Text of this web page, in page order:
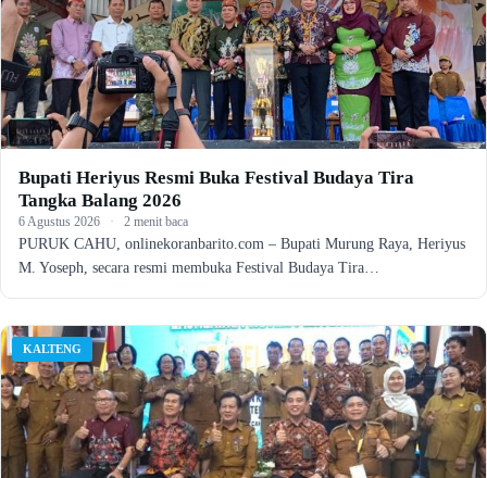
Bupati Heriyus Resmi Buka Festival Budaya Tira
Tangka Balang 2026
6 Agustus 2026 · 2 menit baca
PURUK CAHU, onlinekoranbarito.com – Bupati Murung Raya, Heriyus
M. Yoseph, secara resmi membuka Festival Budaya Tira…
KALTENG